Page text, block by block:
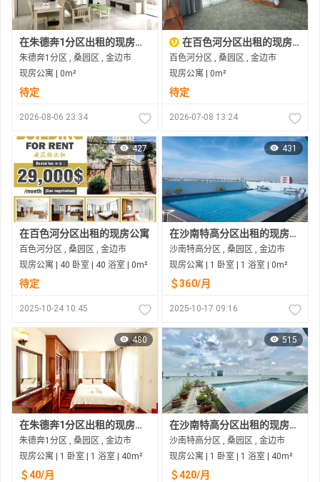
在朱德奔1分区出租的现房公寓
朱德奔1分区 , 桑园区 , 金边市
现房公寓 | 0m²
待定
2026-08-06 23:34
在百色河分区出租的现房公寓
百色河分区 , 桑园区 , 金边市
现房公寓 | 0m²
待定
2026-07-08 13:24
427
在百色河分区出租的现房公寓
百色河分区 , 桑园区 , 金边市
现房公寓 | 40 卧室 | 40 浴室 | 0m²
待定
2025-10-24 10:45
431
在沙南特高分区出租的现房公寓
沙南特高分区 , 桑园区 , 金边市
现房公寓 | 1 卧室 | 1 浴室 | 0m²
＄360/月
2025-10-17 09:16
480
在朱德奔1分区出租的现房公寓
朱德奔1分区 , 桑园区 , 金边市
现房公寓 | 1 卧室 | 1 浴室 | 40m²
＄40/月
515
在沙南特高分区出租的现房公寓
沙南特高分区 , 桑园区 , 金边市
现房公寓 | 1 卧室 | 1 浴室 | 40m²
＄420/月